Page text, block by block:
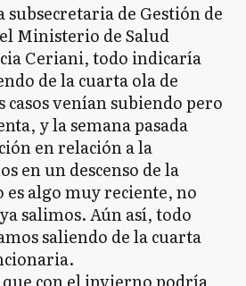
subsecretaria de Gestión de
Ministerio de Salud
Ceriani, todo indicaría
de la cuarta ola de
venían subiendo pero
y la semana pasada
en relación a la
en un descenso de la
es algo muy reciente, no
salimos. Aún así, todo
saliendo de la cuarta
que con el invierno podría